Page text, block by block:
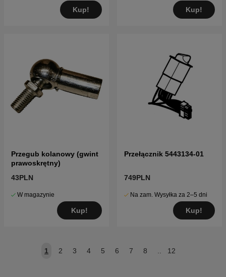
Kup! Kup!
Przegub kolanowy (gwint
prawoskrętny)
43PLN
W magazynie
Kup!
Przełącznik 5443134-01
749PLN
Na zam. Wysyłka za 2–5 dni
Kup!
1 2 3 4 5 6 7 8 .. 12